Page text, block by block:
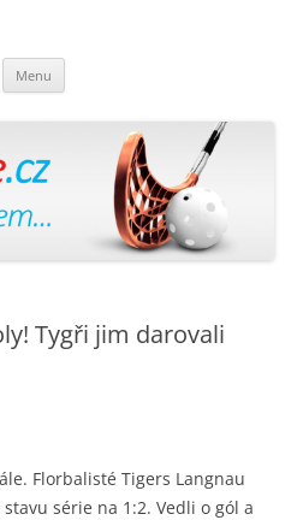
Menu
webu
Tygři jim darovali
Florbalisté Tigers Langnau
série na 1:2. Vedli o gól a